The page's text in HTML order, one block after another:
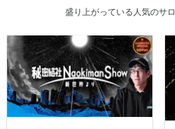
盛り上がっている人気のサ